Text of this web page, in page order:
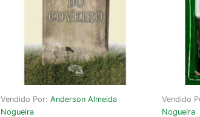
Vendido Por: Anderson Almeida
Nogueira
Vendido
Nogueira